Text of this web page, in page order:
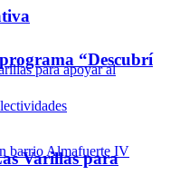
Varillas para
“Descubrí